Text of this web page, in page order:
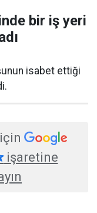
bir iş yeri
isabet ettiği
işaretine